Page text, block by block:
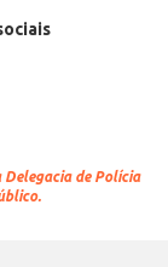
Delegacia de Polícia